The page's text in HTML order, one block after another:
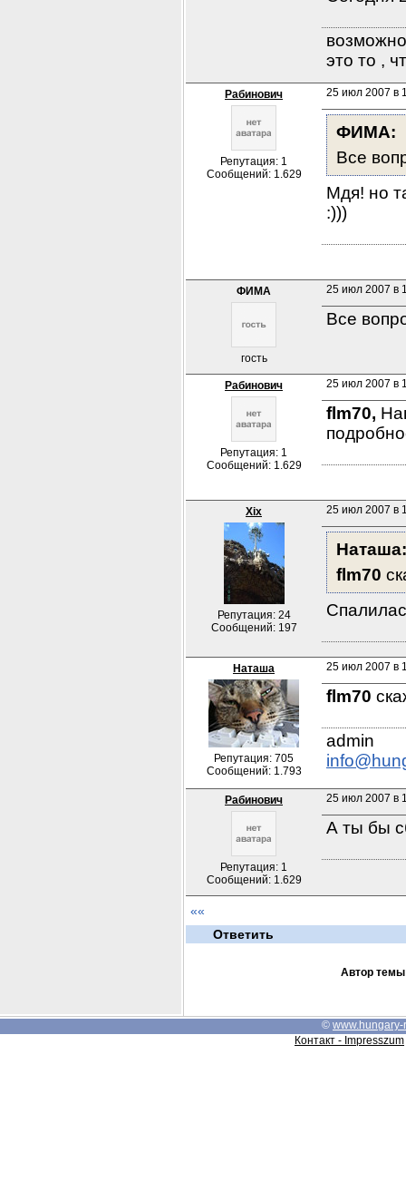
это то ,
Рабинович
Репутация: 1
Сообщений: 1.629
25 июл 2007 в
ФИМА:
Все
Мдя! но
:)))
ФИМА
гость
25 июл 2007 в
Все
Рабинович
Репутация: 1
Сообщений: 1.629
25 июл 2007 в
flm70,
Xix
Репутация: 24
Сообщений: 197
25 июл 2007 в
Наташа:
flm70
Наташа
Репутация: 705
Сообщений: 1.793
25 июл 2007 в
flm70
Рабинович
Репутация: 1
Сообщений: 1.629
25 июл 2007 в
А ты бы
««
Ответить
Автор темы
© www.hungary-
Контакт - Impresszum